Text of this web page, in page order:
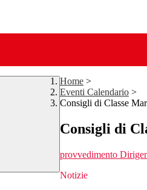
Home >
Eventi Calendario >
Consigli di Classe
Consigli di
provvedimento
Notizie